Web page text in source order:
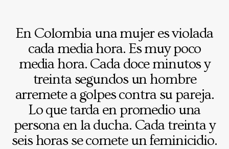
En Colombia una mujer es violada
cada media hora. Es muy poco
media hora. Cada doce minutos y
treinta segundos un hombre
arremete a golpes contra su pareja.
Lo que tarda en promedio una
persona en la ducha. Cada treinta y
seis horas se comete un feminicidio.